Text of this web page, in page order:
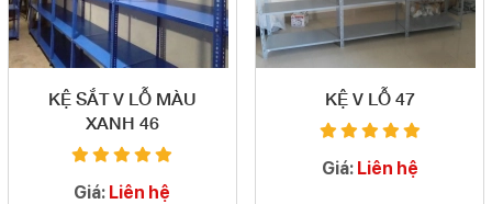
KỆ SẮT V LỖ MÀU
XANH 46
Giá: Liên hệ
KỆ V LỖ 47
Giá: Liên hệ